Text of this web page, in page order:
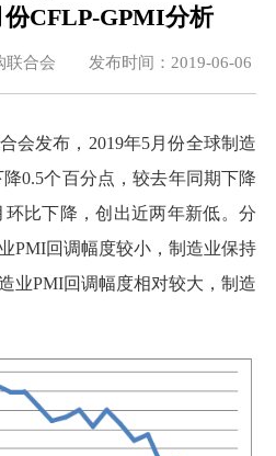
CFLP-GPMI分析
联合会 发布时间：2019-06-06
会发布，2019年5月份全球制造
0.5个百分点，较去年同期下降
比下降，创出近两年新低。分
PMI回调幅度较小，制造业保持
业PMI回调幅度相对较大，制造